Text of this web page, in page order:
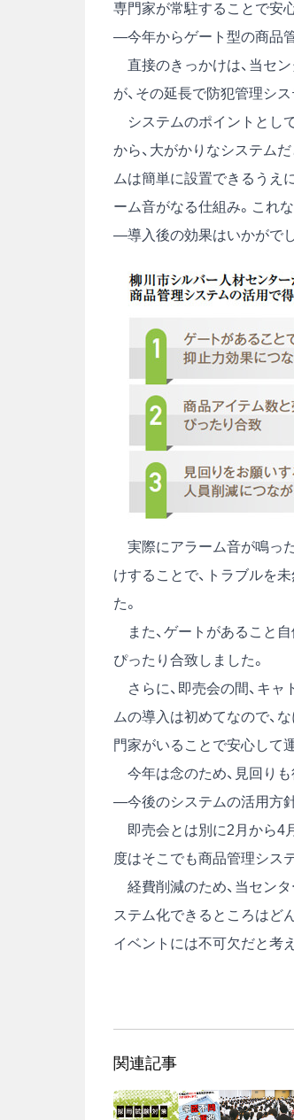
専門家が常駐することで安
―今年からゲート型の商品
直接のきっかけは、当セ
が、その延長で防犯管理シ
システムのポイントとし
から、大がかりなシステム
ムは簡単に設置できるうえ
ーム音がなる仕組み。これ
―導入後の効果はいかがでし
実際にアラーム音が鳴っ
けすることで、トラブルを
た。
また、ゲートがあること
ぴったり合致しました。
さらに、即売会の間、キ
ムの導入は初めてなので、
門家がいることで安心して
今年は念のため、見回りも
―今後のシステムの活用方
即売会とは別に2月から4
度はそこでも商品管理シス
経費削減のため、当セン
ステム化できるところはど
イベントには不可欠だと考
関連記事